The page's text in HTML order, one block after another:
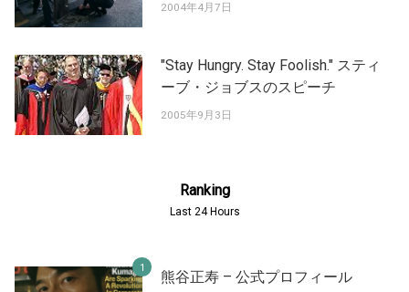
2004年4月7日
"Stay Hungry. Stay Foolish." スティ
ーブ・ジョブスのスピーチ
2005年9月3日
Ranking
Last 24 Hours
熊谷正寿 – 公式プロフィール